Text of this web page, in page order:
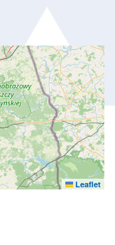
Leaflet